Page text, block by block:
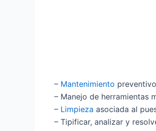
– Mantenimiento
– Manejo de herramientas
– Limpieza asociada al
– Tipificar, analizar y